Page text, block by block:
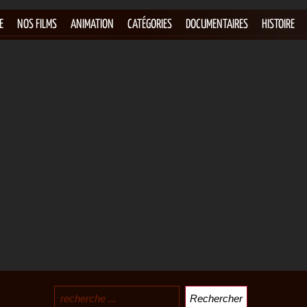
NOS FILMS ANIMATION CATÉGORIES DOCUMENTAIRES HISTOIRE